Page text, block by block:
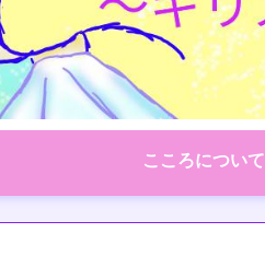
こころについて